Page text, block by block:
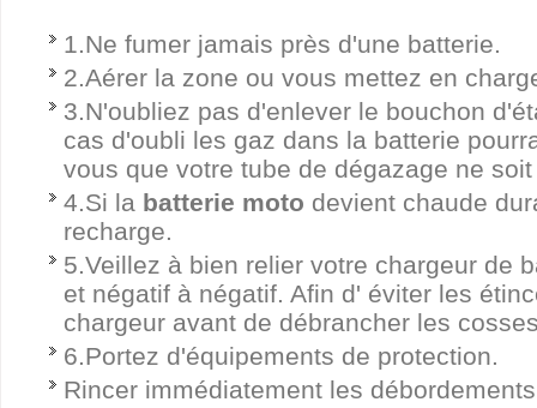
1.Ne fumer jamais près d'une batterie.
2.Aérer la zone ou vous mettez en
3.N'oubliez pas d'enlever le bouchon
cas d'oubli les gaz dans la batterie
vous que votre tube de dégazage ne
4.Si la batterie moto devient chaude
recharge.
5.Veillez à bien relier votre chargeur de
et négatif à négatif. Afin d' éviter les
chargeur avant de débrancher les
6.Portez d'équipements de protection.
Rincer immédiatement les